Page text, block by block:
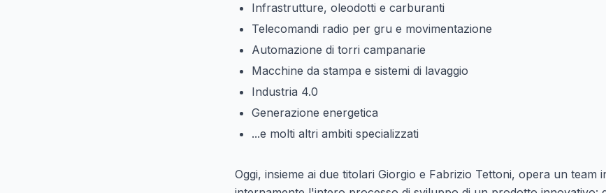
Infrastrutture, oleodotti e carburanti
Telecomandi radio per gru e movimentazione
Automazione di torri campanarie
Macchine da stampa e sistemi di lavaggio
Industria 4.0
Generazione energetica
...e molti altri ambiti specializzati
Oggi, insieme ai due titolari Giorgio e Fabrizio Tettoni, opera un team